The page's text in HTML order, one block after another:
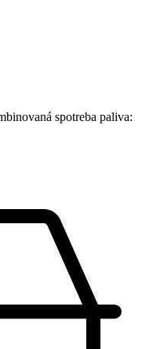
spotreba paliva: